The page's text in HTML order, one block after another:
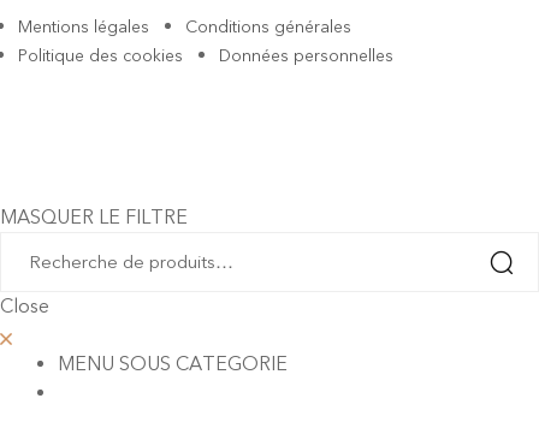
Mentions légales
Conditions générales
Politique des cookies
Données personnelles
MASQUER LE FILTRE
Close
MENU SOUS CATEGORIE